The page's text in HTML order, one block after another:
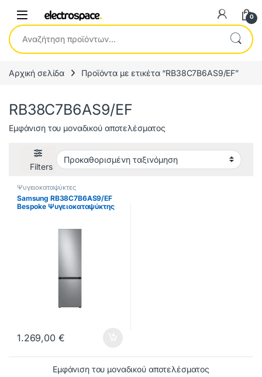
0
Αναζήτηση για:
Αρχική σελίδα Προϊόντα με ετικέτα “RB38C7B6AS9/EF”
RB38C7B6AS9/EF
Εμφάνιση του μοναδικού αποτελέσματος
Filters
Ψυγειοκαταψύκτες
Samsung RB38C7B6AS9/EF
Bespoke Ψυγειοκαταψύκτης
ΕΩΣ 12 ΔΟΣΕΙΣ
1.269,00 €
Εμφάνιση του μοναδικού αποτελέσματος